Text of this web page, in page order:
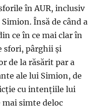
în AUR, inclusiv
Însă de când a
ce în ce mai clar în
sfori, pârghii şi
de la răsărit par a
ale lui Simion, de
cu intenţiile lui
mai simte deloc